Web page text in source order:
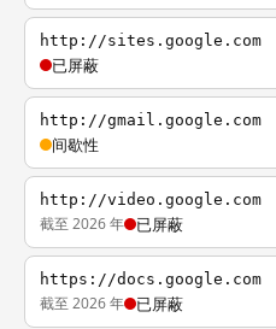
http://sites.google.com
已屏蔽
http://gmail.google.com
间歇性
http://video.google.com
截至 2026 年 已屏蔽
https://docs.google.com
截至 2026 年 已屏蔽